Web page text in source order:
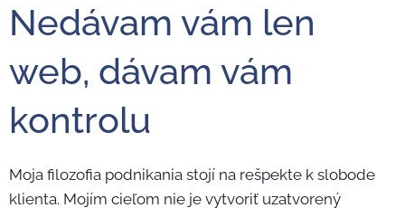
Nedávam vám len
web, dávam vám
kontrolu
Moja filozofia podnikania stojí na rešpekte k slobode
klienta. Mojím cieľom nie je vytvoriť uzatvorený